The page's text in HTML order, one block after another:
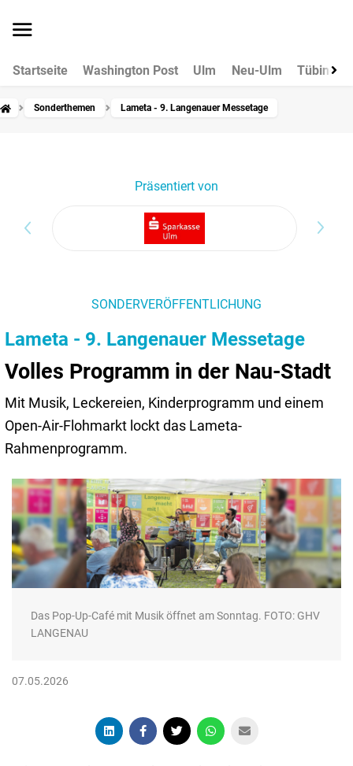
Startseite Washington Post Ulm Neu-Ulm Tübingen
Sonderthemen Lameta - 9. Langenauer Messetage
Präsentiert von
SONDERVERÖFFENTLICHUNG
Lameta - 9. Langenauer Messetage
Volles Programm in der Nau-Stadt
Mit Musik, Leckereien, Kinderprogramm und einem
Open-Air-Flohmarkt lockt das Lameta-
Rahmenprogramm.
Das Pop-Up-Café mit Musik öffnet am Sonntag. FOTO: GHV
LANGENAU
07.05.2026